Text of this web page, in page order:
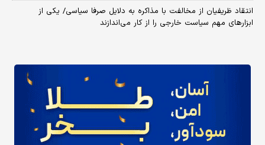
انتقاد ظریفیان از مخالفت با مذاکره به دلایل صرفا سیاسی/ یکی از
ابزارهای مهم سیاست خارجی را از کار می‌اندازند